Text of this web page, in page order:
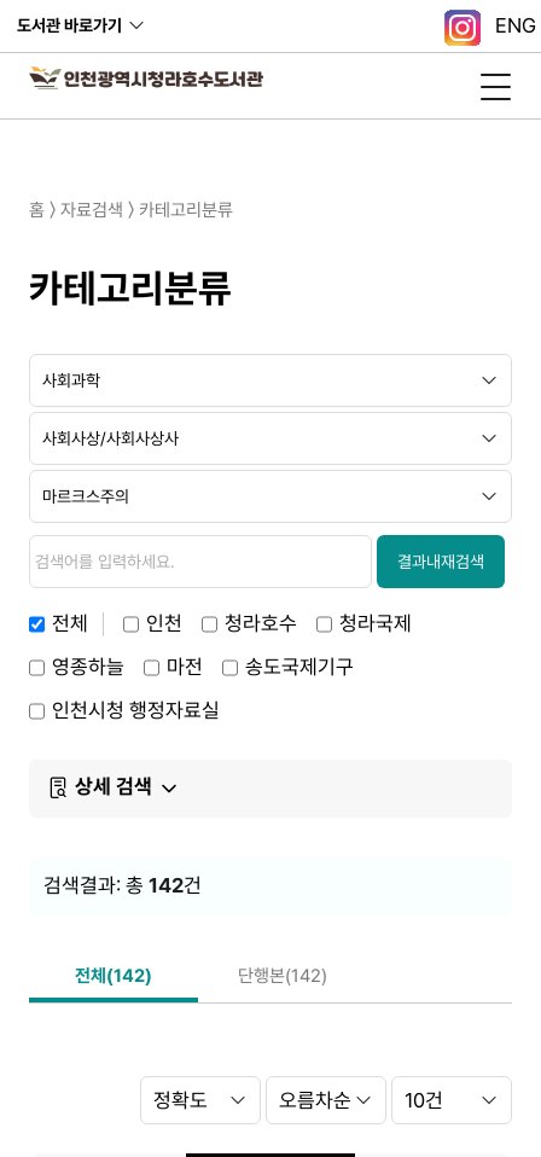
도서관 바로가기 ENG
홈 〉 자료검색 〉 카테고리분류
카테고리분류
대
분
중
분
소
분
검
색
검
색
용
결과내재검색
전체 인천 청라호수
청라국제
영종하늘
마전
송도국제기구
인천시청 행정자료실
상세 검색
검색결과: 총 142건
전체(142) 단행본(142)